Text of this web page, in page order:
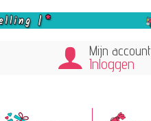
Mijn account
Inloggen